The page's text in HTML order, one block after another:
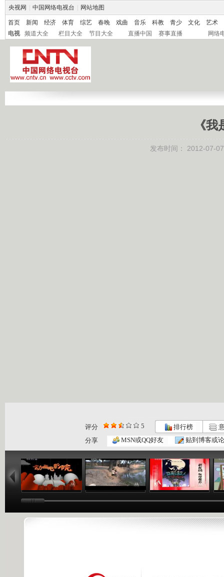
央视网 中国网络电视台 网站地图
首页 新闻 经济 体育 综艺 春晚 戏曲 音乐 科教 青少 文化
艺术
电视
频道大全 栏目大全 节目大全 直播中国 赛事直播 网络
《
发布时间： 2012-07-
评分 5 排行榜
分享
MSN或QQ好友 贴到博客或
22:36
小亮的夏天...
43:01
《隐形超人...
13:04